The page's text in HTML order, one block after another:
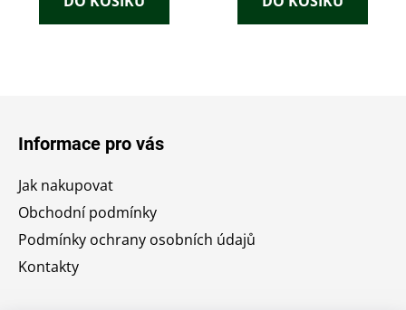
Informace pro vás
Jak nakupovat
Obchodní podmínky
Podmínky ochrany osobních údajů
Kontakty